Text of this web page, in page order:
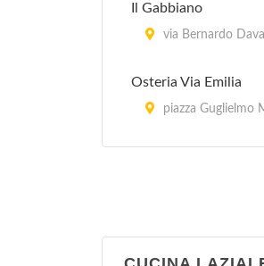
Il Gabbiano
via Bernardo
Osteria Via Emilia
piazza Guglielmo